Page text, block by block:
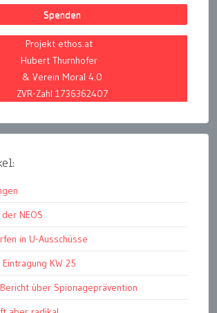
Spenden
Projekt ethos.at
Hubert Thurnhofer
& Verein Moral 4.0
ZVR-Zahl 1736362407
NEOS
in U-Ausschüsse
KW 25
über Spionageprävention